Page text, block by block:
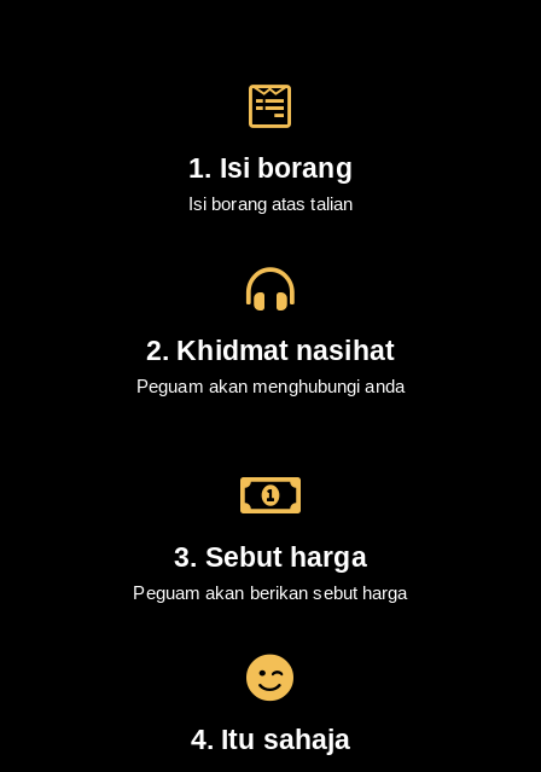
1. Isi borang
Isi borang atas talian
2. Khidmat nasihat
Peguam akan menghubungi anda
3. Sebut harga
Peguam akan berikan sebut harga
4. Itu sahaja